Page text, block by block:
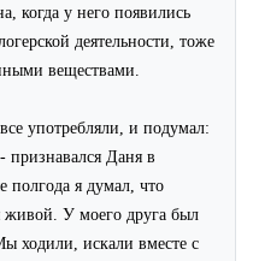
когда у него появились
деятельности, тоже
веществами.
употребляли, и подумал:
признавался Даня в
полгода я думал, что
живой. У моего друга был
ходили, искали вместе с